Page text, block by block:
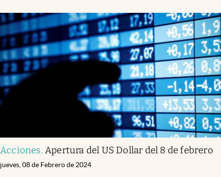
Acciones. Apertura del US Dollar del 8 de febrero
jueves, 08 de Febrero de 2024